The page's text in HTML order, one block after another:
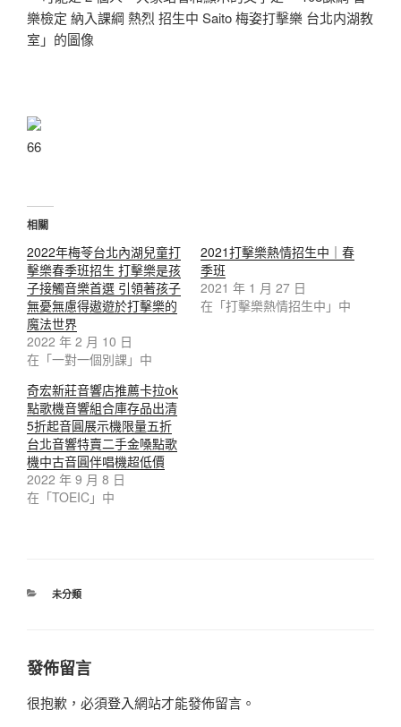
66
相關
2022年梅苓台北內湖兒童打
擊樂春季班招生 打擊樂是孩
子接觸音樂首選 引領著孩子
無憂無慮得遨遊於打擊樂的
魔法世界
2022 年 2 月 10 日
在「一對一個別課」中
2021打擊樂熱情招生中｜春
季班
2021 年 1 月 27 日
在「打擊樂熱情招生中」中
奇宏新莊音響店推薦卡拉ok
點歌機音響組合庫存品出清
5折起音圓展示機限量五折
台北音響特賣二手金嗓點歌
機中古音圓伴唱機超低價
2022 年 9 月 8 日
在「TOEIC」中
分
未分類
發佈留言
很抱歉，必須登入網站才能發佈留言。